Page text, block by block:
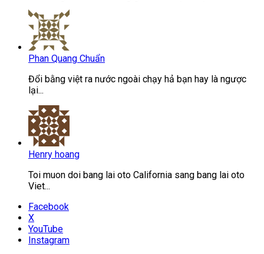
Phan Quang Chuẩn
Đổi bằng việt ra nước ngoài chạy hả bạn hay là ngược
lại...
Henry hoang
Toi muon doi bang lai oto California sang bang lai oto
Viet...
Facebook
X
YouTube
Instagram